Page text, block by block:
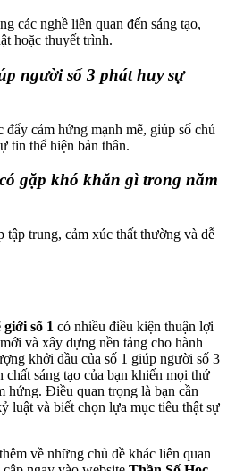
các nghề liên quan đến sáng tạo,
hoặc thuyết trình.
người số 3 phát huy sự
cảm hứng mạnh mẽ, giúp số chủ
tin thể hiện bản thân.
gặp khó khăn gì trong năm
tập trung, cảm xúc thất thường và dễ
số 1 có nhiều điều kiện thuận lợi
và xây dựng nền tảng cho hành
khởi đầu của số 1 giúp người số 3
sáng tạo của bạn khiến mọi thứ
hứng. Điều quan trọng là bạn cần
luật và biết chọn lựa mục tiêu thật sự
về những chủ đề khác liên quan